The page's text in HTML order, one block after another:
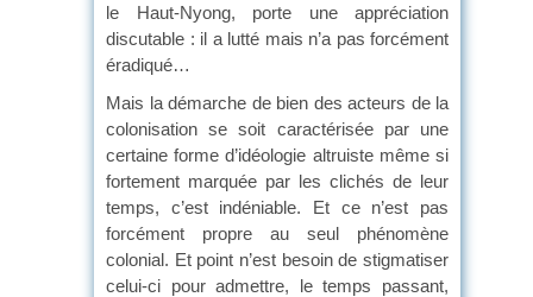
le Haut-Nyong, porte une appréciation
discutable : il a lutté mais n’a pas forcément
éradiqué…
Mais la démarche de bien des acteurs de la
colonisation se soit caractérisée par une
certaine forme d’idéologie altruiste même si
fortement marquée par les clichés de leur
temps, c’est indéniable. Et ce n’est pas
forcément propre au seul phénomène
colonial. Et point n’est besoin de stigmatiser
celui-ci pour admettre, le temps passant,